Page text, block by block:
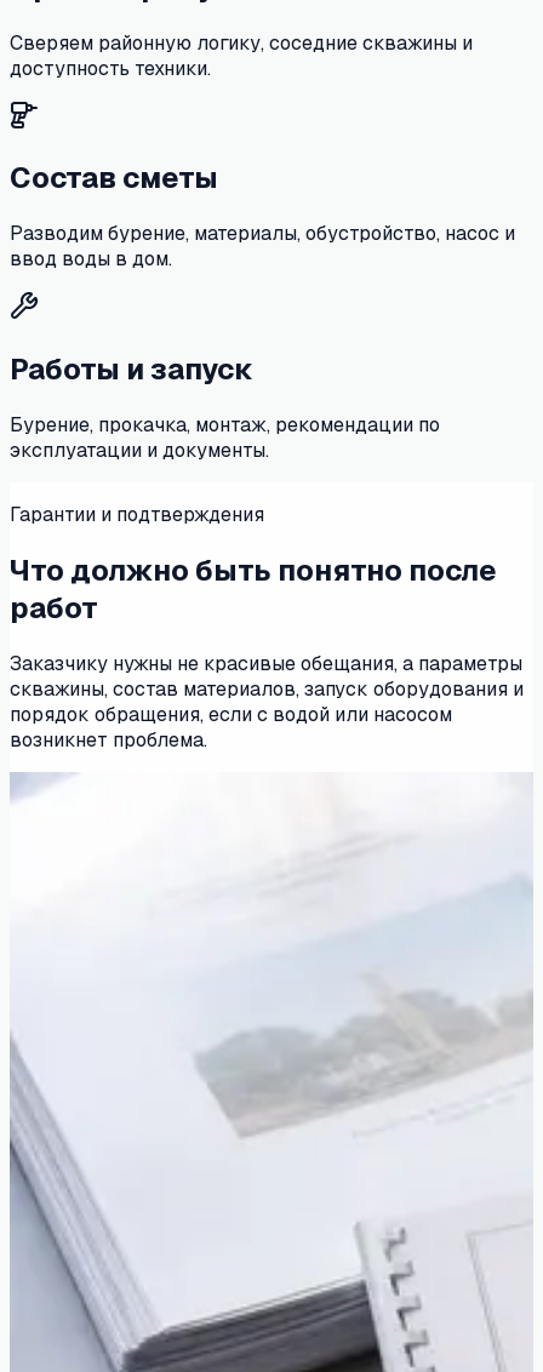
Сверяем районную логику, соседние скважины и
доступность техники.
Состав сметы
Разводим бурение, материалы, обустройство, насос и
ввод воды в дом.
Работы и запуск
Бурение, прокачка, монтаж, рекомендации по
эксплуатации и документы.
Гарантии и подтверждения
Что должно быть понятно после
работ
Заказчику нужны не красивые обещания, а параметры
скважины, состав материалов, запуск оборудования и
порядок обращения, если с водой или насосом
возникнет проблема.